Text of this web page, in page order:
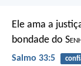
Ele ama a
bondade do S
Salmo 33:5